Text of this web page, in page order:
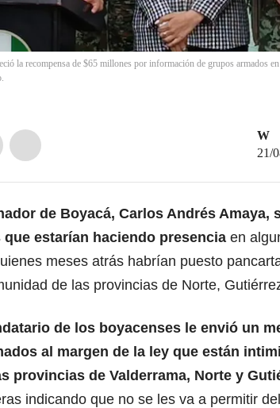
la recompensa de $65 millones por información de grupos armados
W
21/
de Boyacá, Carlos Andrés Amaya,
estarían haciendo presencia en
meses atrás habrían puesto
de las provincias de Norte,
de los boyacenses le envió un
al margen de la ley que están
provincias de Valderrama, Norte y
indicando que no se les va a permitir